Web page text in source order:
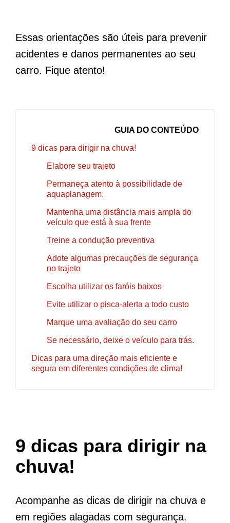
Essas orientações são úteis para prevenir
acidentes e danos permanentes ao seu
carro. Fique atento!
GUIA DO CONTEÚDO
9 dicas para dirigir na chuva!
Elabore seu trajeto
Permaneça atento à possibilidade de
aquaplanagem.
Mantenha uma distância mais ampla do
veículo que está à sua frente
Treine a condução preventiva
Adote algumas precauções de segurança
no trajeto
Escolha utilizar os faróis baixos
Evite utilizar o pisca-alerta a todo custo
Marque uma avaliação do seu carro
Se necessário, deixe o veículo para trás.
Dicas para uma direção mais eficiente e
segura em diferentes condições de clima!
9 dicas para dirigir na
chuva!
Acompanhe as dicas de dirigir na chuva e
em regiões alagadas com segurança.